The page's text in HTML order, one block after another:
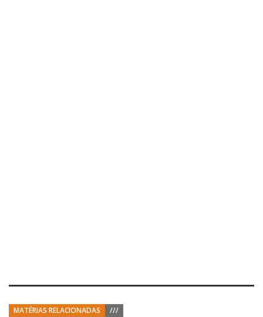
MATÉRIAS RELACIONADAS ///